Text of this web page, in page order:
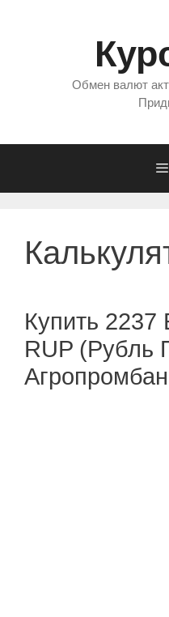
Обмен валют
Купить 2237
RUP (Рубль